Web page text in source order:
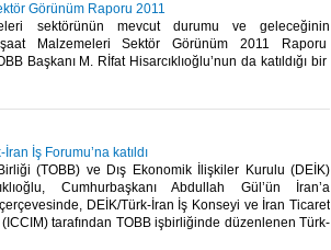
Görünüm Raporu 2011
sektörünün mevcut durumu ve geleceğinin
Malzemeleri Sektör Görünüm 2011 Raporu
Başkanı M. Rİfat Hisarcıklıoğlu’nun da katıldığı bir
İş Forumu’na katıldı
(TOBB) ve Dış Ekonomik İlişkiler Kurulu (DEİK)
Cumhurbaşkanı Abdullah Gül’ün İran’a
DEİK/Türk-İran İş Konseyi ve İran Ticaret
tarafından TOBB işbirliğinde düzenlenen Türk-